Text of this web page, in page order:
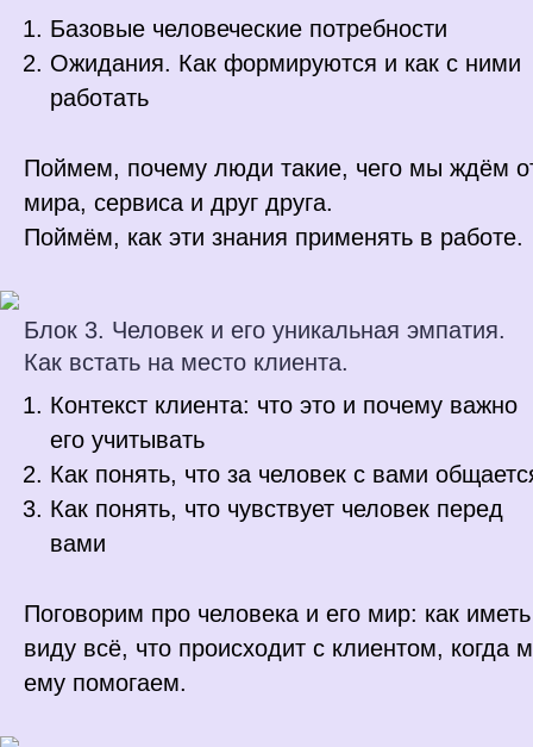
Базовые человеческие потребности
Ожидания. Как формируются и как с ними
работать
Поймем, почему люди такие, чего мы ждём
мира, сервиса и друг друга.
Поймём, как эти знания применять в работе.
Блок 3. Человек и его уникальная эмпатия.
Как встать на место клиента.
Контекст клиента: что это и почему важно
его учитывать
Как понять, что за человек с вами
Как понять, что чувствует человек перед
вами
Поговорим про человека и его мир: как
виду всё, что происходит с клиентом, когда
ему помогаем.